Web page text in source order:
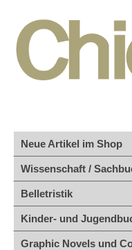
Neue Artikel im Shop
Wissenschaft /
Belletristik
Kinder- und
Graphic Novels und